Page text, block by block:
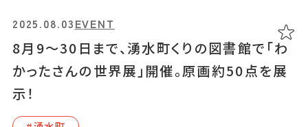
8月9～30日まで、湧水町くりの図書館で「わ
かったさんの世界展」開催。原画約50点を展
示！
2025.08.03EVENT